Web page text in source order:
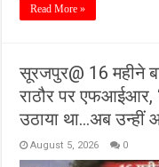
Read More »
सूरजपुर@ 16 महीने
राठौर पर एफआईआर,
उठाया था…अब उन्हीं
August 5, 2026 0